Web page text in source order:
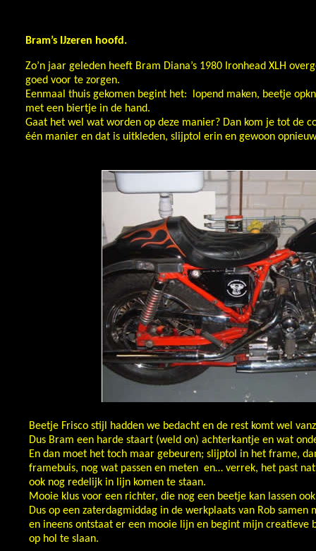
Bram’s IJzeren hoofd.
Zo’n jaar geleden heeft Bram Diana’s 1980 Ironhead XLH
goed voor te zorgen.
Eenmaal thuis gekomen begint het: lopend maken, beetje
met een biertje in de hand.
Gaat het wel wat worden op deze manier? Dan kom je tot de
één manier en dat is uitkleden, slijptol erin en gewoon
Beetje Frisco stijl hadden we bedacht en de rest komt wel
Dus Bram een harde staart (weld on) achterkantje en wat
En dan moet het toch maar gebeuren; slijptol in het frame,
framebuis, nog wat passen en meten en… verrek, het past
ook nog redelijk in lijn komen te staan.
Mooie klus voor een richter, die nog een beetje kan lassen
Dus op een zaterdagmiddag in de werkplaats van Rob
en ineens ontstaat er een mooie lijn en begint mijn creatieve
op hol te slaan.